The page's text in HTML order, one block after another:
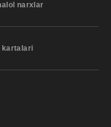
narxlar
kartalari